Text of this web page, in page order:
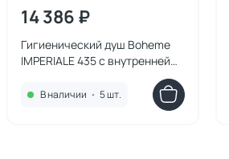
14 386 ₽
Гигиенический душ Boheme
IMPERIALE 435 с внутренней
В наличии • 5 шт.